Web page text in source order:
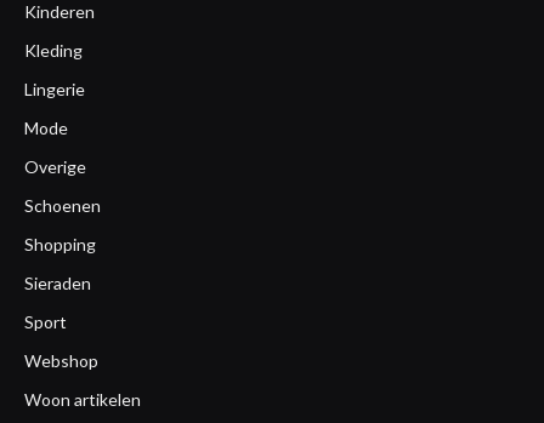
Kinderen
Kleding
Lingerie
Mode
Overige
Schoenen
Shopping
Sieraden
Sport
Webshop
Woon artikelen